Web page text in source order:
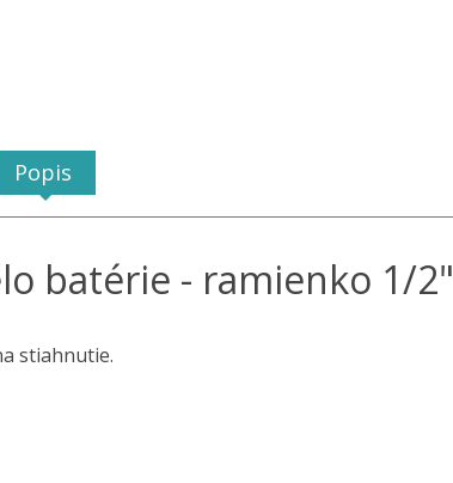
Popis
batérie - ramienko 1/2"
stiahnutie.